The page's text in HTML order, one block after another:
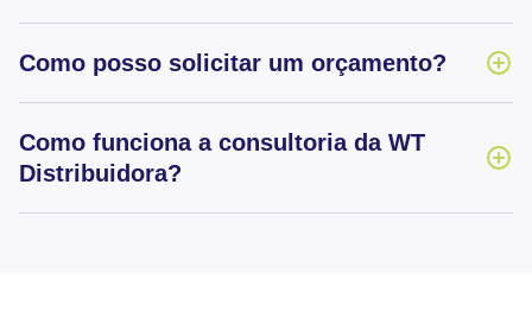
Como posso solicitar um orçamento?
Como funciona a consultoria da WT
Distribuidora?